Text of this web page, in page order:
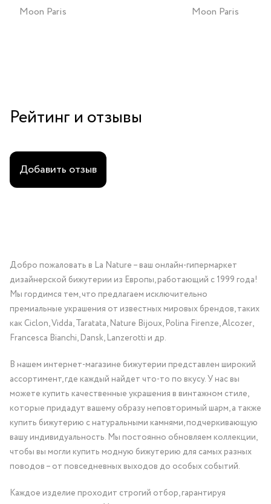
Moon Paris Moon Paris
Рейтинг и отзывы
Добавить отзыв
Добро пожаловать в La Nature – ваш онлайн-гипермаркет
дизайнерской бижутерии из Европы, работающий с 1999 года!
Мы гордимся тем, что предлагаем исключительно
премиальные украшения от известных мировых брендов, таких
как Ciclon, Vidda, Taratata, Nature Bijoux, Polina Firenze, Alcozer,
Francesca Bianchi, Dansk, Lanzerotti и др.
В нашем интернет-магазине бижутерии представлен широкий
ассортимент, где каждый найдет что-то по вкусу. У нас вы
можете купить качественные украшения в винтажном стиле,
которые придадут вашему образу неповторимый шарм, а также
купить бижутерию с натуральными камнями, подчеркивающую
вашу индивидуальность. Мы постоянно обновляем коллекции,
чтобы вы могли купить модную бижутерию для самых разных
поводов – от повседневных выходов до особых событий.
Каждое изделие проходит строгий отбор, гарантируя